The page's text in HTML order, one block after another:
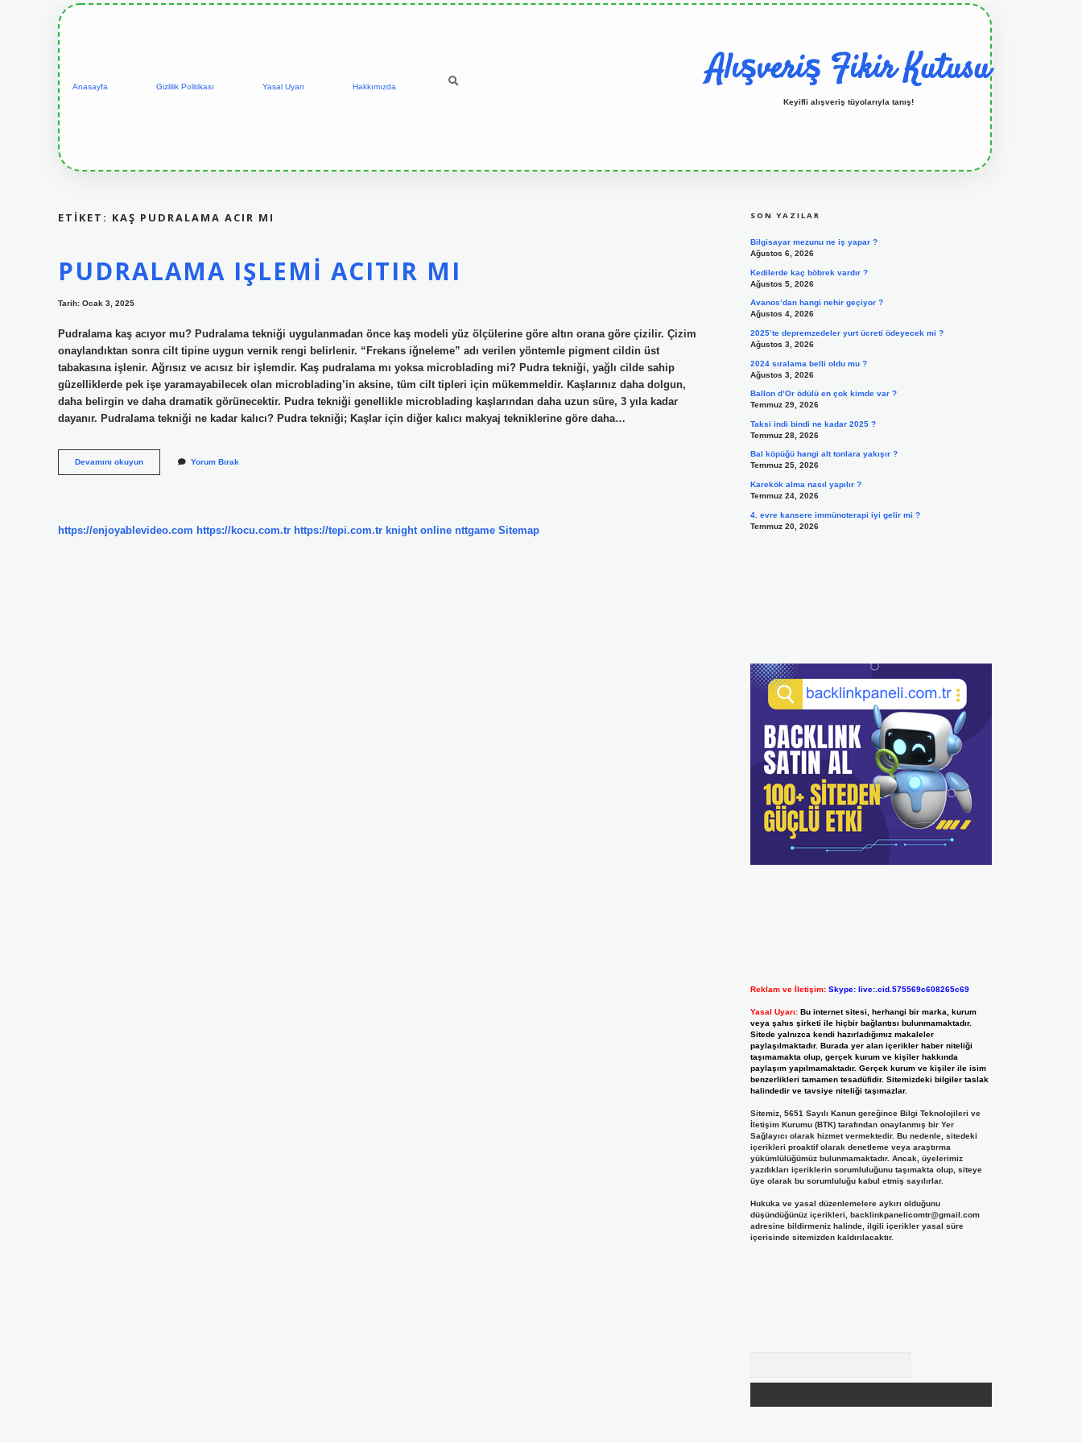
Anasayfa Gizlilik Politikası Yasal Uyarı Hakkımızda Alışveriş Fikir Kutusu
Keyifli alışveriş tüyolarıyla tanış!
ETIKET: KAŞ PUDRALAMA ACIR MI
PUDRALAMA IŞLEMI ACITIR MI
Tarih: Ocak 3, 2025
Pudralama kaş acıyor mu? Pudralama tekniği uygulanmadan önce kaş modeli yüz ölçülerine göre altın orana göre çizilir. Çizim
onaylandıktan sonra cilt tipine uygun vernik rengi belirlenir. “Frekans iğneleme” adı verilen yöntemle pigment cildin üst
tabakasına işlenir. Ağrısız ve acısız bir işlemdir. Kaş pudralama mı yoksa microblading mi? Pudra tekniği, yağlı cilde sahip
güzelliklerde pek işe yaramayabilecek olan microblading’in aksine, tüm cilt tipleri için mükemmeldir. Kaşlarınız daha dolgun,
daha belirgin ve daha dramatik görünecektir. Pudra tekniği genellikle microblading kaşlarından daha uzun süre, 3 yıla kadar
dayanır. Pudralama tekniği ne kadar kalıcı? Pudra tekniği; Kaşlar için diğer kalıcı makyaj tekniklerine göre daha…
Devamını okuyunPudralama
Işlemi
Yorum Bırak
https://enjoyablevideo.com https://kocu.com.tr https://tepi.com.tr knight online nttgame Sitemap
SON YAZILAR
Bilgisayar mezunu ne iş yapar ?
Ağustos 6, 2026
Kedilerde kaç böbrek vardır ?
Ağustos 5, 2026
Avanos’dan hangi nehir geçiyor ?
Ağustos 4, 2026
2025’te depremzedeler yurt ücreti ödeyecek mi ?
Ağustos 3, 2026
2024 sıralama belli oldu mu ?
Ağustos 3, 2026
Ballon d’Or ödülü en çok kimde var ?
Temmuz 29, 2026
Taksi indi bindi ne kadar 2025 ?
Temmuz 28, 2026
Bal köpüğü hangi alt tonlara yakışır ?
Temmuz 25, 2026
Karekök alma nasıl yapılır ?
Temmuz 24, 2026
4. evre kansere immünoterapi iyi gelir mi ?
Temmuz 20, 2026
Reklam ve İletişim: Skype: live:.cid.575569c608265c69
Yasal Uyarı: Bu internet sitesi, herhangi bir marka, kurum
veya şahıs şirketi ile hiçbir bağlantısı bulunmamaktadır.
Sitede yalnızca kendi hazırladığımız makaleler
paylaşılmaktadır. Burada yer alan içerikler haber niteliği
taşımamakta olup, gerçek kurum ve kişiler hakkında
paylaşım yapılmamaktadır. Gerçek kurum ve kişiler ile isim
benzerlikleri tamamen tesadüfidir. Sitemizdeki bilgiler taslak
halindedir ve tavsiye niteliği taşımazlar.
Sitemiz, 5651 Sayılı Kanun gereğince Bilgi Teknolojileri ve
İletişim Kurumu (BTK) tarafından onaylanmış bir Yer
Sağlayıcı olarak hizmet vermektedir. Bu nedenle, sitedeki
içerikleri proaktif olarak denetleme veya araştırma
yükümlülüğümüz bulunmamaktadır. Ancak, üyelerimiz
yazdıkları içeriklerin sorumluluğunu taşımakta olup, siteye
üye olarak bu sorumluluğu kabul etmiş sayılırlar.
Hukuka ve yasal düzenlemelere aykırı olduğunu
düşündüğünüz içerikleri, backlinkpanelicomtr@gmail.com
adresine bildirmeniz halinde, ilgili içerikler yasal süre
içerisinde sitemizden kaldırılacaktır.